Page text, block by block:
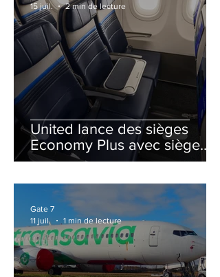
United lance des sièges
Economy Plus avec siège
central neutralisé
15 juil.
2 min de lecture
Gate 7
11 juil.
1 min de lecture